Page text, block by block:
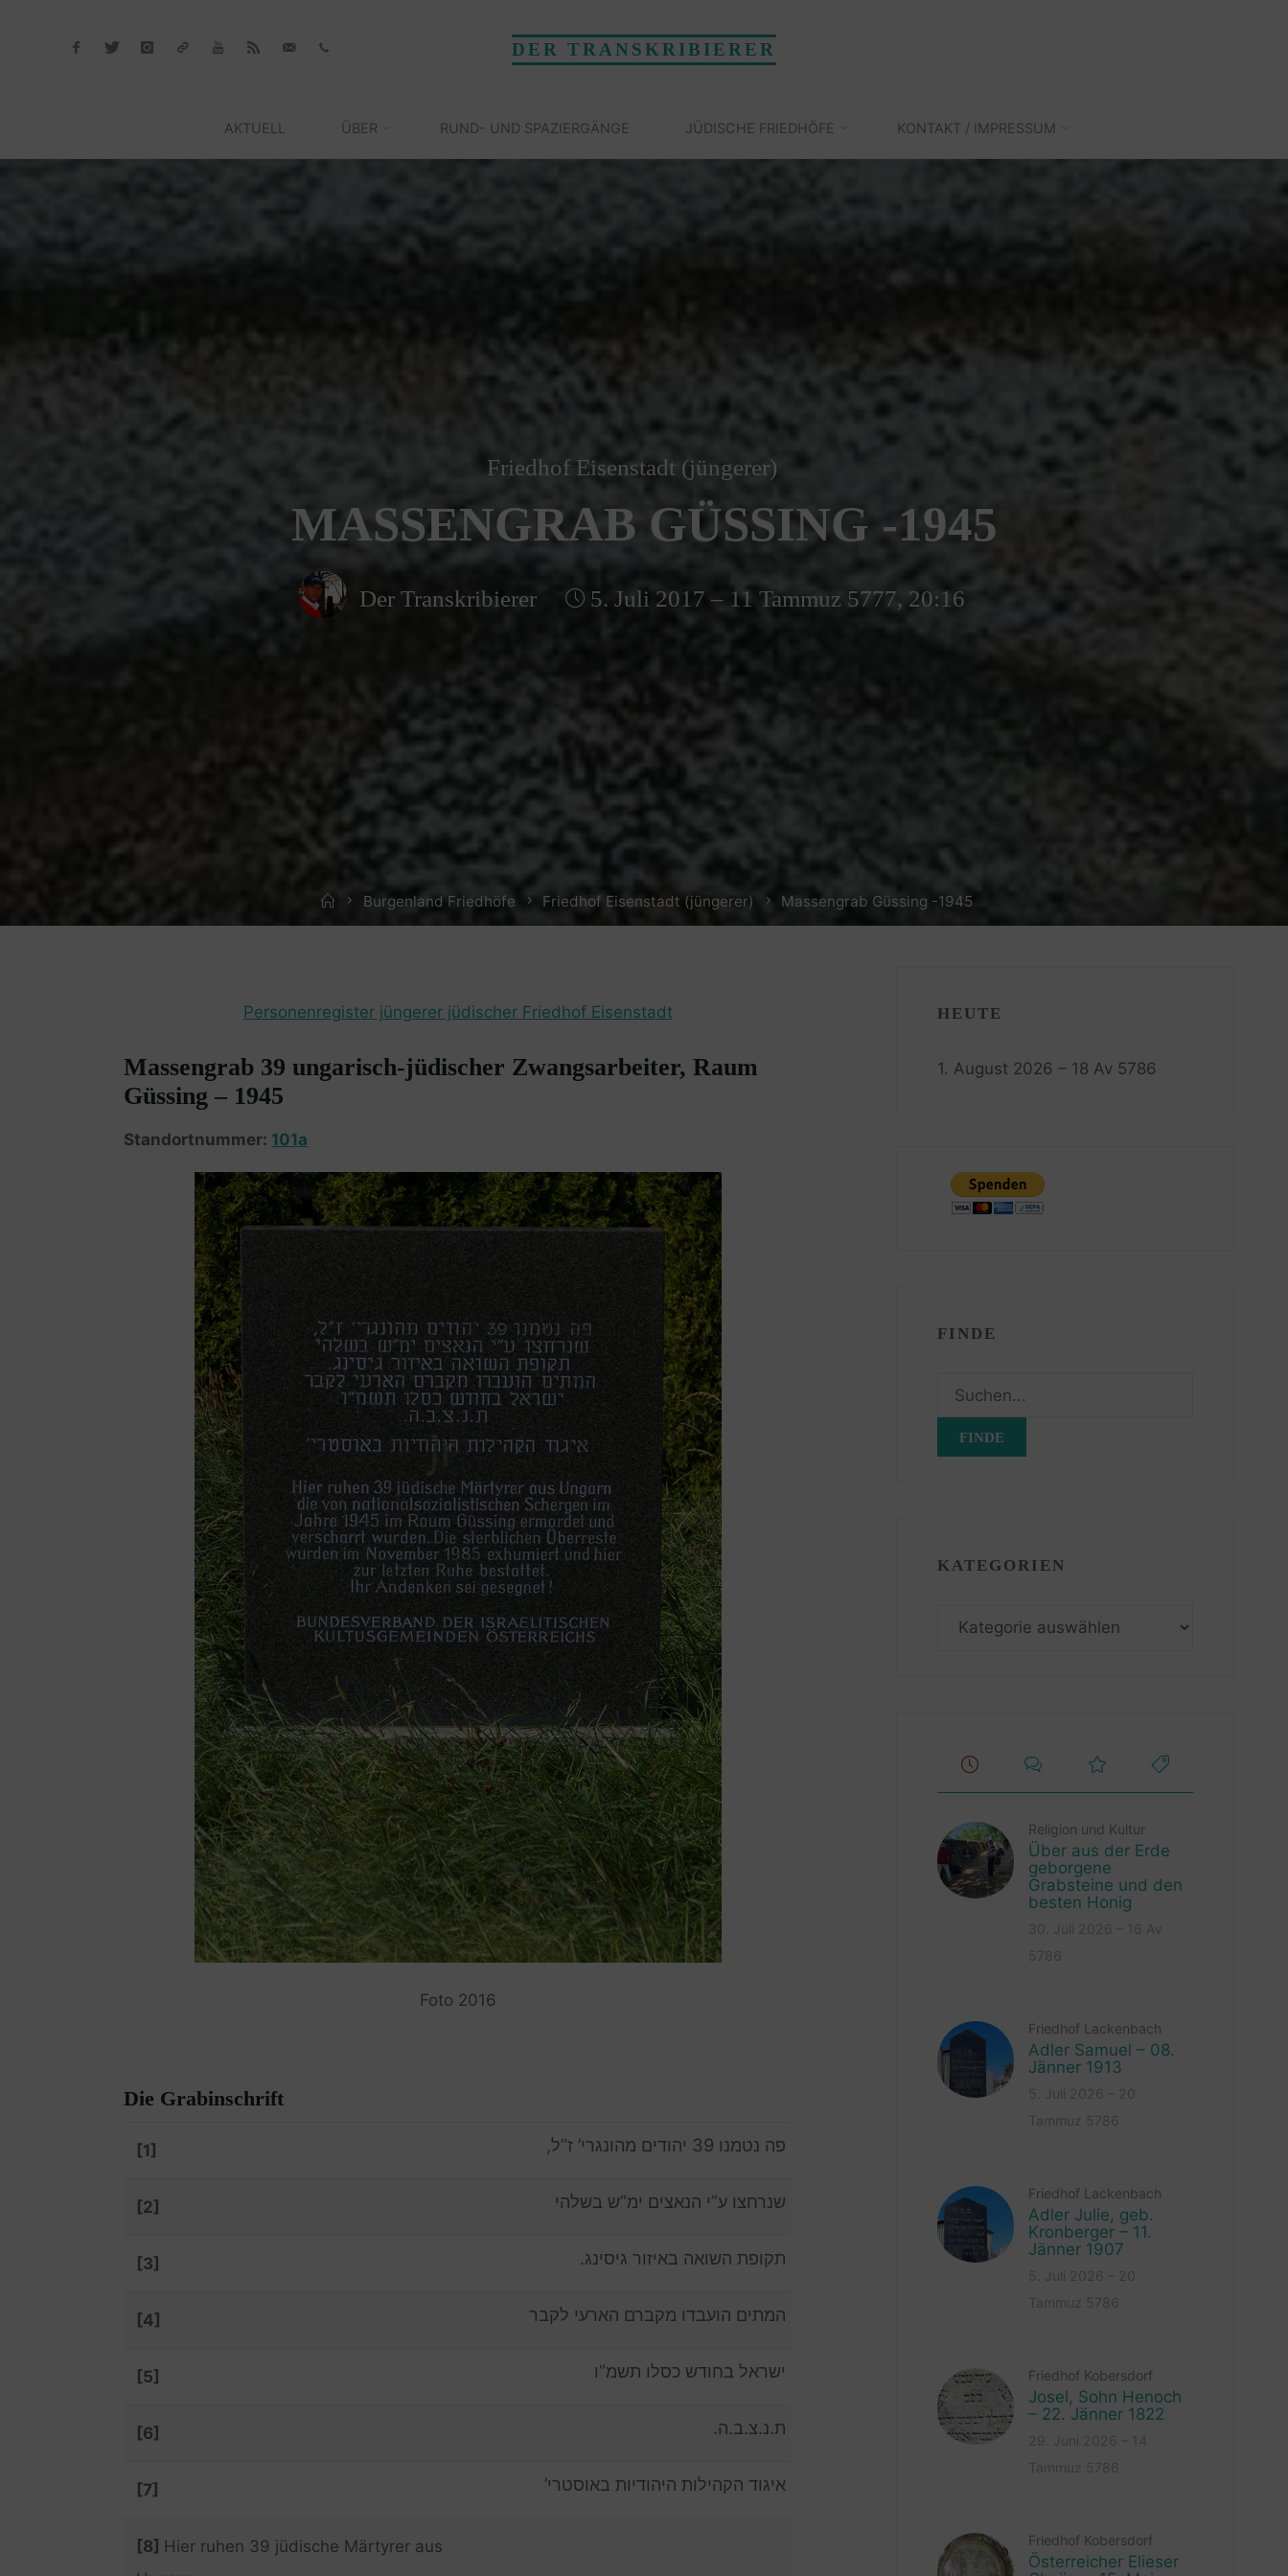
DER TRANSKRIBIERER
AKTUELL ÜBER RUND- UND SPAZIERGÄNGE JÜDISCHE FRIEDHÖFE KONTAKT / IMPRESSUM
Friedhof Eisenstadt (jüngerer)
MASSENGRAB GÜSSING -1945
Der Transkribierer 5. Juli 2017 – 11 Tammuz 5777, 20:16
HomeBurgenland Friedhöfe Friedhof Eisenstadt (jüngerer) Massengrab Güssing -1945
Personenregister jüngerer jüdischer Friedhof Eisenstadt
Massengrab 39 ungarisch-jüdischer Zwangsarbeiter, Raum
Güssing – 1945
Standortnummer: 101a
Foto 2016
Die Grabinschrift
[1] פה נטמנו 39 יהודים מהונגרי’ ז”ל,
[2] שנרחצו ע”י הנאצים ימ”ש בשלהי
[3] תקופת השואה באיזור גיסינג.
[4] המתים הועבדו מקברם הארעי לקבר
[5] ישראל בחודש כסלו תשמ”ו
[6] ת.נ.צ.ב.ה.
[7] איגוד הקהילות היהודיות באוסטרי’
[8] Hier ruhen 39 jüdische Märtyrer aus
HEUTE
1. August 2026 – 18 Av 5786
FINDE
Suchen
nach:
KATEGORIEN
Kategorien
Religion und Kultur
Über aus der Erde
geborgene
Grabsteine und den
besten Honig
Friedhof Lackenbach
Adler Samuel – 08.
Jänner 1913
Friedhof Lackenbach
Adler Julie, geb.
Kronberger – 11.
Jänner 1907
Friedhof Kobersdorf
Josel, Sohn Henoch
– 22. Jänner 1822
Friedhof Kobersdorf
Österreicher Elieser